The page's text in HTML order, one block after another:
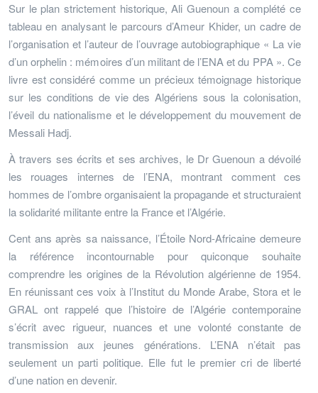
Sur le plan strictement historique, Ali Guenoun a complété ce
tableau en analysant le parcours d’Ameur Khider, un cadre de
l’organisation et l’auteur de l’ouvrage autobiographique « La vie
d’un orphelin : mémoires d’un militant de l’ENA et du PPA ». Ce
livre est considéré comme un précieux témoignage historique
sur les conditions de vie des Algériens sous la colonisation,
l’éveil du nationalisme et le développement du mouvement de
Messali Hadj.
À travers ses écrits et ses archives, le Dr Guenoun a dévoilé
les rouages internes de l’ENA, montrant comment ces
hommes de l’ombre organisaient la propagande et structuraient
la solidarité militante entre la France et l’Algérie.
Cent ans après sa naissance, l’Étoile Nord-Africaine demeure
la référence incontournable pour quiconque souhaite
comprendre les origines de la Révolution algérienne de 1954.
En réunissant ces voix à l’Institut du Monde Arabe, Stora et le
GRAL ont rappelé que l’histoire de l’Algérie contemporaine
s’écrit avec rigueur, nuances et une volonté constante de
transmission aux jeunes générations. L’ENA n’était pas
seulement un parti politique. Elle fut le premier cri de liberté
d’une nation en devenir.